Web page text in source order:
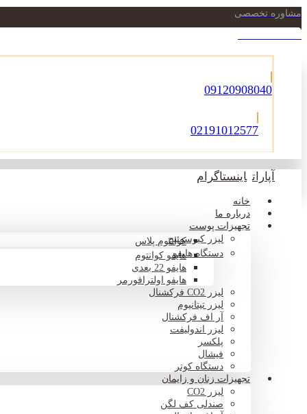
مشاوره تخصصی
09120908040
02191012577
آپارات اینستاگرام
خانه
درباره ما
تجهیزات پوست
لیزر کیوسوئیچکوانتوم پلاس
دستگاه هایفوهایفو کوانتوم
هایفو 22 بعدی
هایفو اولترافورمر
لیزر CO2 فرکشنال
لیزر تیتانیوم
آر اف فرکشنال
لیزر اندولیفت
پلکسر
فیشال
دستگاه کوتر
تجهیزات زنان و زایمان
لیزر CO2
صندلی کف لگن